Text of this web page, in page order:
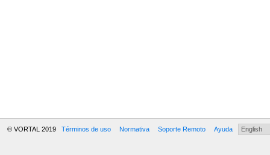
© VORTAL 2019 Términos de uso Normativa Soporte Remoto Ayuda